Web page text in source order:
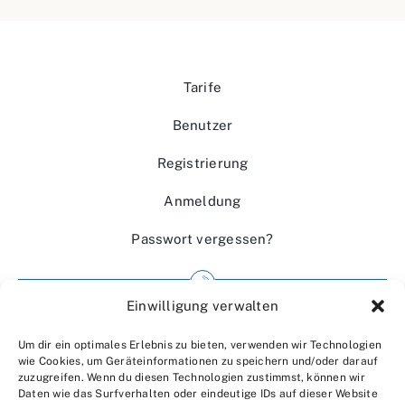
Einwilligung verwalten
Um dir ein optimales Erlebnis zu bieten, verwenden wir Technologien
wie Cookies, um Geräteinformationen zu speichern und/oder darauf
zuzugreifen. Wenn du diesen Technologien zustimmst, können wir
Daten wie das Surfverhalten oder eindeutige IDs auf dieser Website
Tarife
Benutzer
Registrierung
Anmeldung
Passwort vergessen?
Wir über uns
Kontakt